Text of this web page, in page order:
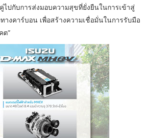
ไปกับการส่งมอบความสุขที่ยั่งยืนในการเข้าสู่
างคาร์บอน เพื่อสร้างความเชื่อมั่นในการรับมือ
ต”